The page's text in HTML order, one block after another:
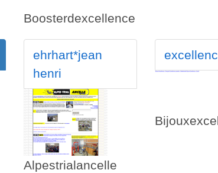
Boosterdexcellence
ehrhart*jean
henri
Alpestrialancelle